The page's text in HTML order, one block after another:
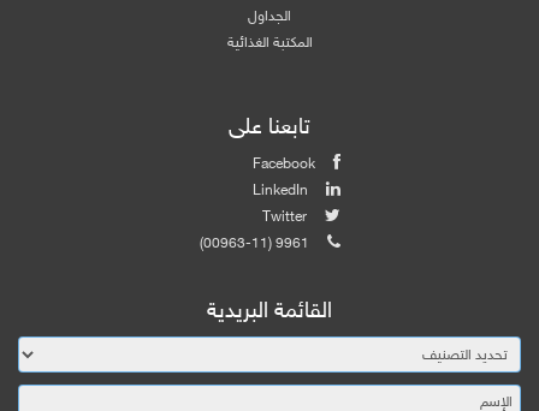
الجداول
المكتبة الغذائية
تابعنا على
Facebook
LinkedIn
Twitter
(00963-11) 9961
القائمة البريدية